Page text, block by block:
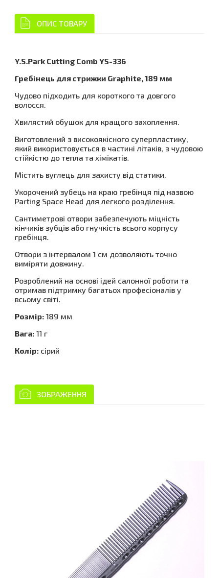
ОПИС ТОВАРУ
Y.S.Park Cutting Comb YS-336
Гребінець для стрижки Graphite, 189 мм
Чудово підходить для короткого та довгого
волосся.
Хвилястий обушок для кращого захоплення.
Виготовлений з високоякісного суперпластику,
який використовується в частині літаків, з чудовою
стійкістю до тепла та хімікатів.
Містить вуглець для захисту від статики.
Укорочений зубець на краю гребінця під назвою
Parting Space Head для легкого розділення.
Сантиметрові отвори забезпечують міцність
кінчиків зубців або гнучкість всього корпусу
гребінця.
Отвори з інтервалом 1 см дозволяють точно
виміряти довжину.
Розроблений на основі ідей салонної роботи та
отримав підтримку багатьох професіоналів у
всьому світі.
Розмір: 189 мм
Вага: 11 г
Колір: сірий
ЗОБРАЖЕННЯ